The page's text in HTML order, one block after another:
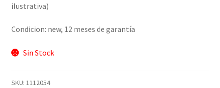
ilustrativa)
Condicion: new, 12 meses de garantía
Sin Stock
SKU: 1112054